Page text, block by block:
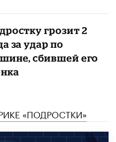
грозит 2
за удар по
сбившей его
«ПОДРОСТКИ»